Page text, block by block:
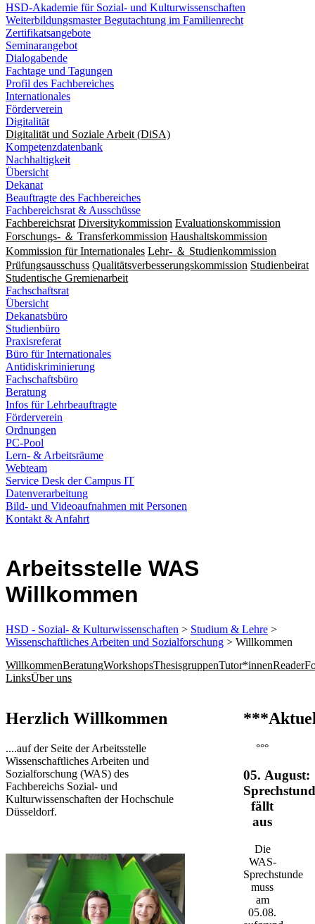
HSD-Akademie für Sozial- und Kulturwissenschaften
Weiterbildungsmaster Begutachtung im Familienrecht
Zertifikatsangebote
Seminarangebot
Dialogabende
Fachtage und Tagungen
Profil des Fachbereiches
Internationales
Förderverein
Digitalität
Digitalität und Soziale Arbeit (DiSA)
Kompetenzdatenbank
Nachhaltigkeit
Übersicht
Dekanat
Beauftragte des Fachbereiches
Fachbereichsrat & Ausschüsse
Fachbereichsrat Diversitykommission Evaluationskommission
Forschungs- ＆ Transferkommission Haushaltskommission
Kommission für Internationales Lehr- ＆ Studienkommission
Prüfungsausschuss Qualitätsverbesserungskommission Studienbeirat
Studentische Gremienarbeit
Fachschaftsrat
Übersicht
Dekanatsbüro
Studienbüro
Praxisreferat
Büro für Internationales
Antidiskriminierung
Fachschaftsbüro
Beratung
Infos für Lehrbeauftragte
Förderverein
Ordnungen
PC-Pool
Lern- & Arbeitsräume
Webteam
Service Desk der Campus IT
Datenverarbeitung
Bild- und Videoaufnahmen mit Personen
Kontakt & Anfahrt
Arbeitsstelle WAS
Willkommen
HSD - Sozial- & Kulturwissenschaften > Studium & Lehre >
Wissenschaftliches Arbeiten und Sozialforschung > Willkommen
WillkommenBeratungWorkshopsThesisgruppenTutor*innenReader
LinksÜber uns
​​​​​​​​​​​​​​​​​​​​​​​​​​​Herzlich Willkommen
....auf der Seite der Arbeitsstelle
Wissenschaftliches Arbeiten und
Sozialforschung (WAS) des
Fachbereichs Sozial- und
Kulturwissenschaften der Hochschule
Düsseldorf.​​​​​​​
°°°
05. August:
fällt
aus
Die
WAS-
Sprechstunde
muss
am
05.08.